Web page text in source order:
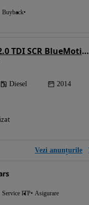
Buyback
Volkswagen Tiguan 2.0 TDI SCR BlueMotion Technology Exclusive
Diesel 2014
Vezi anunțurile
Service ITP Asigurare